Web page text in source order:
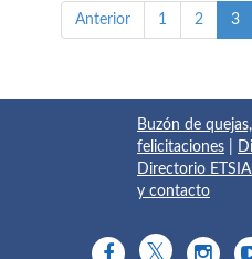
Anterior 1 2 3
Buzón de
felicitaciones
Directorio
y contacto